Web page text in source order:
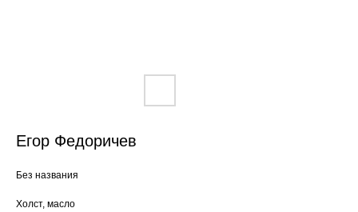
Егор Федоричев
Без названия
Холст, масло